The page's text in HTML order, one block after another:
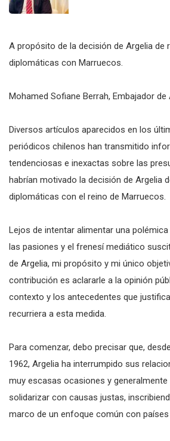
A propósito de la decisión de Argelia de
diplomáticas con Marruecos.
Mohamed Sofiane Berrah, Embajador de
Diversos artículos aparecidos en los
periódicos chilenos han transmitido
tendenciosas e inexactas sobre las
habrían motivado la decisión de Argelia
diplomáticas con el reino de Marruecos.
Lejos de intentar alimentar una
las pasiones y el frenesí mediático
de Argelia, mi propósito y mi único
contribución es aclararle a la opinión
contexto y los antecedentes que
recurriera a esta medida.
Para comenzar, debo precisar que,
1962, Argelia ha interrumpido sus
muy escasas ocasiones y
solidarizar con causas justas,
marco de un enfoque común con